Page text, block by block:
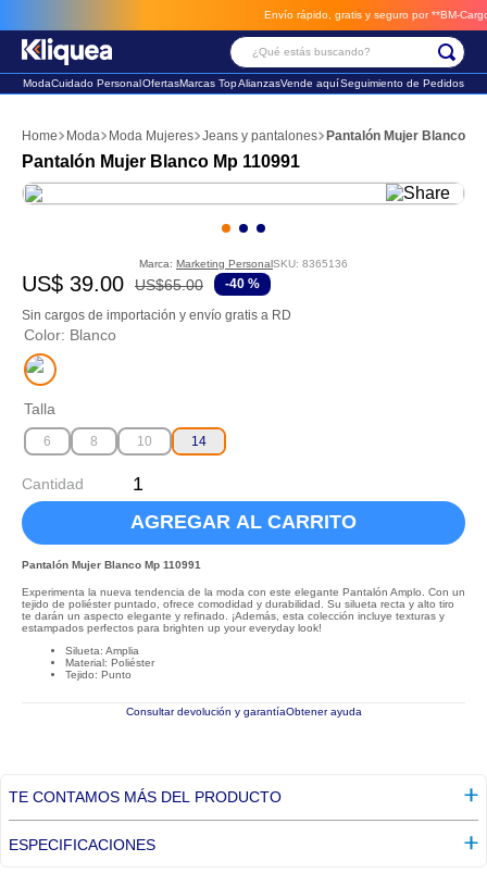
Envío rápido, gratis y seguro por **BM-Cargo** envios a través de
¿Qué estás buscando?
ModaCuidado PersonalOfertasMarcas TopAlianzasVende aquíSeguimiento de Pedidos
Moda Moda Mujeres Jeans y pantalones Pantalón Mujer Blanco
Pantalón Mujer Blanco Mp 110991
Marca: Marketing PersonalSKU: 8365136
US$ 39.00 US$65.00 -40 %
Sin cargos de importación y envío gratis a RD
Color: Blanco
Talla
6 8 10 14
Cantidad
AGREGAR AL CARRITO
Pantalón Mujer Blanco Mp 110991
Experimenta la nueva tendencia de la moda con este elegante Pantalón Amplo. Con un
tejido de poliéster puntado, ofrece comodidad y durabilidad. Su silueta recta y alto tiro
te darán un aspecto elegante y refinado. ¡Además, esta colección incluye texturas y
estampados perfectos para brighten up your everyday look!
Silueta: Amplia
Material: Poliéster
Tejido: Punto
Consultar devolución y garantíaObtener ayuda
TE CONTAMOS MÁS DEL PRODUCTO
ESPECIFICACIONES
2. sandalia